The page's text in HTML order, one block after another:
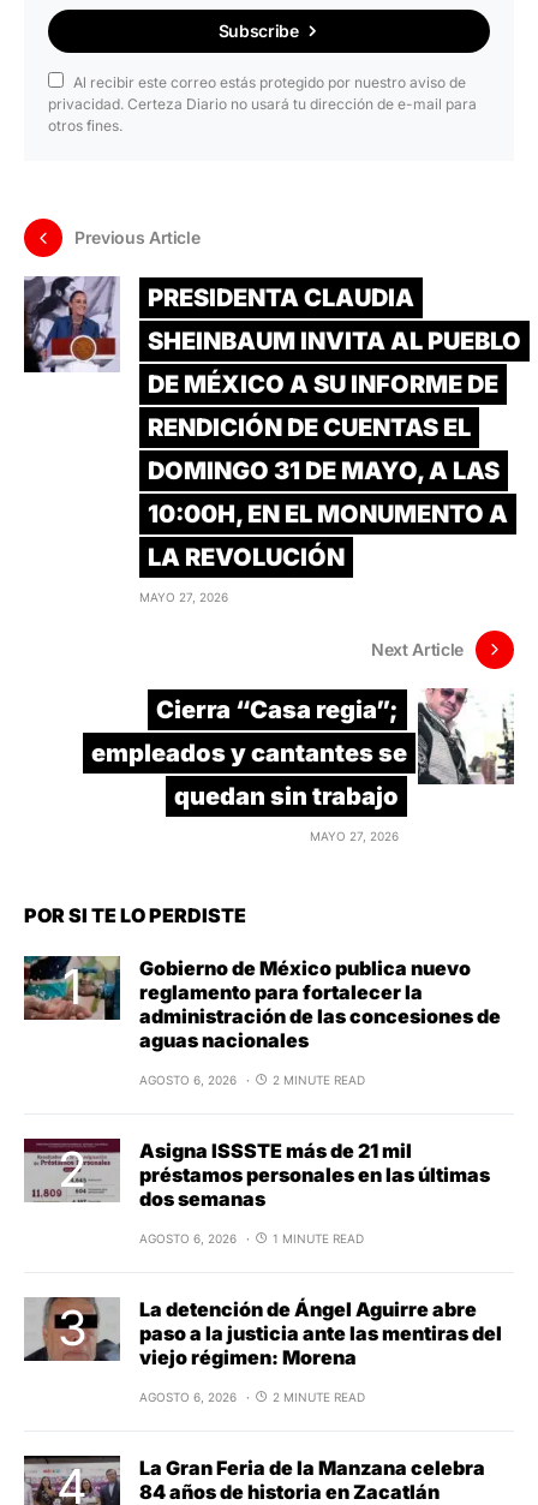
Subscribe
Al recibir este correo estás protegido por nuestro aviso de
privacidad. Certeza Diario no usará tu dirección de e-mail para
otros fines.
Previous Article
PRESIDENTA CLAUDIA
SHEINBAUM INVITA AL PUEBLO
DE MÉXICO A SU INFORME DE
RENDICIÓN DE CUENTAS EL
DOMINGO 31 DE MAYO, A LAS
10:00H, EN EL MONUMENTO A
LA REVOLUCIÓN
MAYO 27, 2026
Next Article
Cierra “Casa regia”;
empleados y cantantes se
quedan sin trabajo
MAYO 27, 2026
POR SI TE LO PERDISTE
Gobierno de México publica nuevo
reglamento para fortalecer la
administración de las concesiones de
aguas nacionales
AGOSTO 6, 2026 2 MINUTE READ
Asigna ISSSTE más de 21 mil
préstamos personales en las últimas
dos semanas
AGOSTO 6, 2026 1 MINUTE READ
La detención de Ángel Aguirre abre
paso a la justicia ante las mentiras del
viejo régimen: Morena
AGOSTO 6, 2026 2 MINUTE READ
La Gran Feria de la Manzana celebra
84 años de historia en Zacatlán